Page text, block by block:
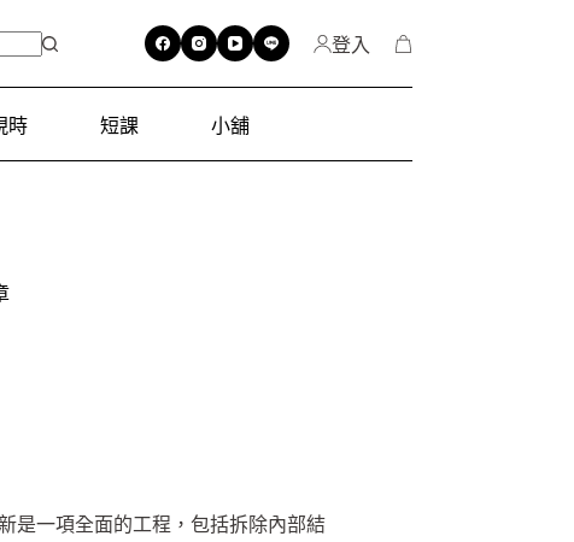
登入
時 短課 小舖
是一項全面的工程，包括拆除內部結